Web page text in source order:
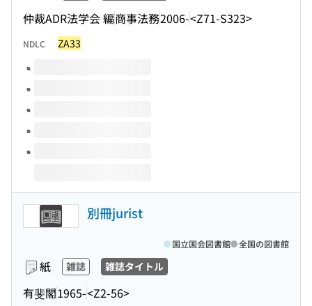
仲裁ADR法学会 編商事法務2006-<Z71-S323>
NDLC ZA33
このタイトルの巻号
別冊jurist
紙 雑誌 雑誌タイトル
有斐閣1965-<Z2-56>
国立国会図書館 全国の図書館